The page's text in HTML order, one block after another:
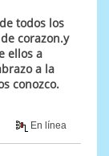
todos los
corazon.y
ellos a
a la
conozco.
En línea